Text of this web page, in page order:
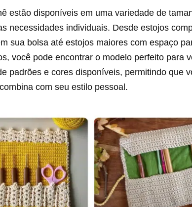
estão disponíveis em uma variedade de
necessidades individuais. Desde estojos
sua bolsa até estojos maiores com espaço
você pode encontrar o modelo perfeito para
padrões e cores disponíveis, permitindo que
com seu estilo pessoal.